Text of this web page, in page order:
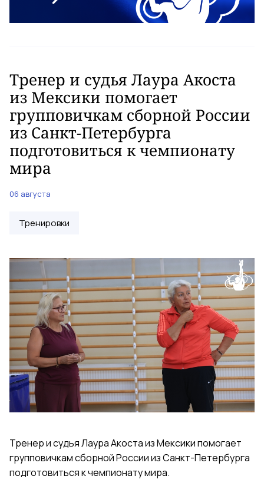
Тренер и судья Лаура Акоста
из Мексики помогает
групповичкам сборной России
из Санкт-Петербурга
подготовиться к чемпионату
мира
06 августа
Тренировки
Тренер и судья Лаура Акоста из Мексики помогает
групповичкам сборной России из Санкт-Петербурга
подготовиться к чемпионату мира.